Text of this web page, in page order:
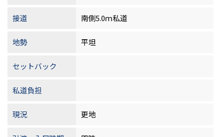
接道 南側5.0ｍ私道
地勢 平坦
セットバック
私道負担
現況 更地